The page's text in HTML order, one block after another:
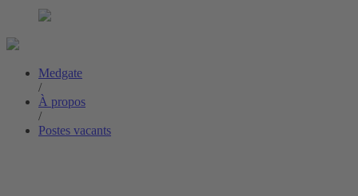
Medgate
/
À propos
/
Postes vacants